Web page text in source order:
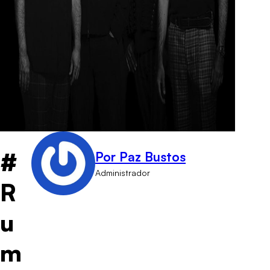
#
R
u
m
Por Paz Bustos
Administrador